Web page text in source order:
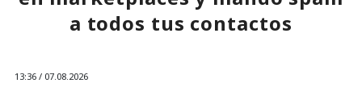
a todos tus contactos
13:36 / 07.08.2026